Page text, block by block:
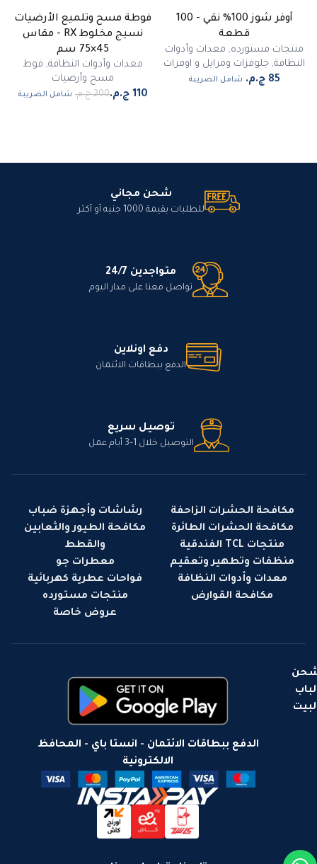
أوفر شوز 100% نقي - 100
قطعة
منتجات مستورده, معدات وأدوات
النظافة, جلوفزات ومرايل و اوفرات
شامل الضريبة
%
فوطة مسح وتلميع الأرضيات
نسيج مخلوط RX - مقاس
45×75 سم
معدات وأدوات النظافة, فوط
مسح وأرضيات
شامل الضريبة
شحن مجاني
للطلبات بقيمة 1000 جنيه أو أكثر
متواجدين 24/7
تواصل معنا على مدار اليوم
دفع اونلاين
الدفع ببطاقات الائتمان
توصيل سريع
التوصيل خلال 1–3 أيام عمل
مكافحة الحشرات الزاحفة
مكافحة الحشرات الطائرة
منتجات TCL الفندقية
منظفات وتطهير وتعقيم
معدات وأدوات النظافة
مكافحة القوارض
رشاشات وأجهزة ضباب
مكافحة الطيور والثعابين
والقطط
معطرات جو
فواحات عطرية كهربائية
منتجات مستورده
عروض خاصة
لباب
الدفع ببطاقات الائتمان - انستا باي - المحافظ
الالكترونية